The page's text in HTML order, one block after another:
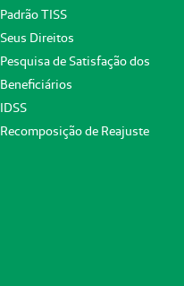
Padrão TISS
Seus Direitos
Pesquisa de Satisfação dos
Beneficiários
IDSS
Recomposição de Reajuste